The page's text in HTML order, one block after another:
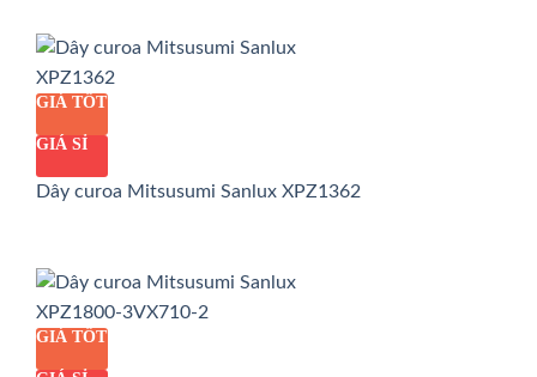
GIÁ TỐT
GIÁ SỈ
Dây curoa Mitsusumi Sanlux XPZ1362
GIÁ TỐT